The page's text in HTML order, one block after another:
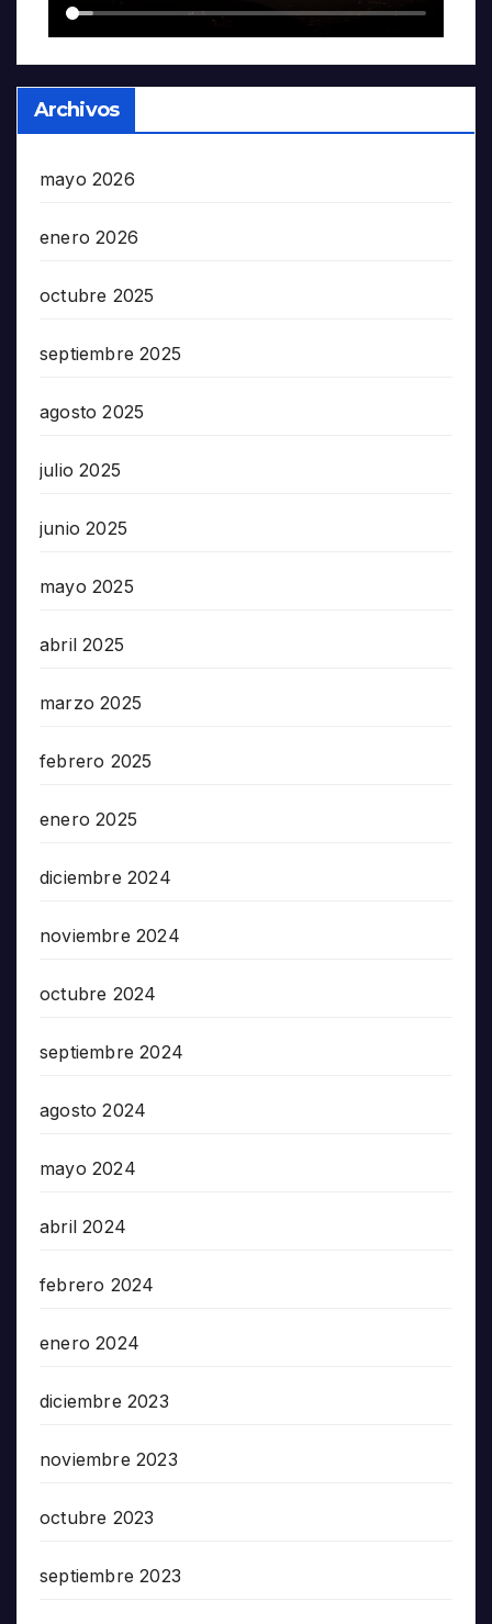
Archivos
mayo 2026
enero 2026
octubre 2025
septiembre 2025
agosto 2025
julio 2025
junio 2025
mayo 2025
abril 2025
marzo 2025
febrero 2025
enero 2025
diciembre 2024
noviembre 2024
octubre 2024
septiembre 2024
agosto 2024
mayo 2024
abril 2024
febrero 2024
enero 2024
diciembre 2023
noviembre 2023
octubre 2023
septiembre 2023